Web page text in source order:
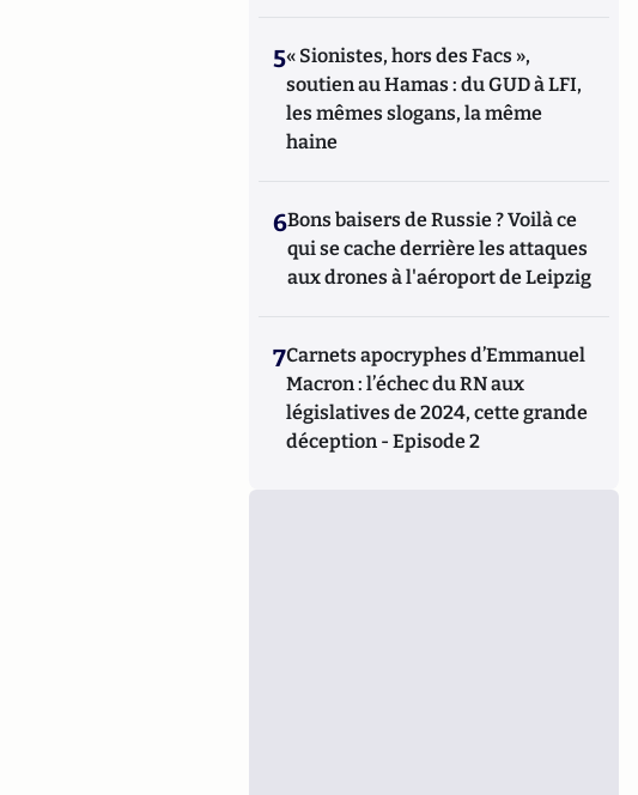
5« Sionistes, hors des Facs »,
soutien au Hamas : du GUD à LFI,
les mêmes slogans, la même
haine
6Bons baisers de Russie ? Voilà ce
qui se cache derrière les attaques
aux drones à l'aéroport de Leipzig
7Carnets apocryphes d’Emmanuel
Macron : l’échec du RN aux
législatives de 2024, cette grande
déception - Episode 2